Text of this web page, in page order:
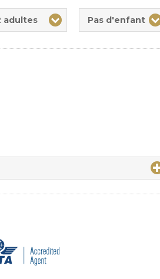
adultes Pas d'enfant